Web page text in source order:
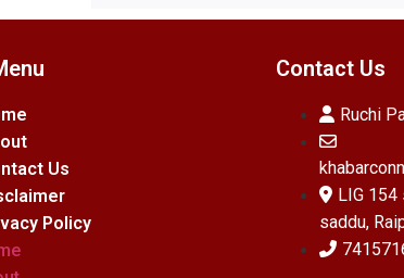
Us
Policy
Contact Us
Ruchi
LIG 154
saddu,